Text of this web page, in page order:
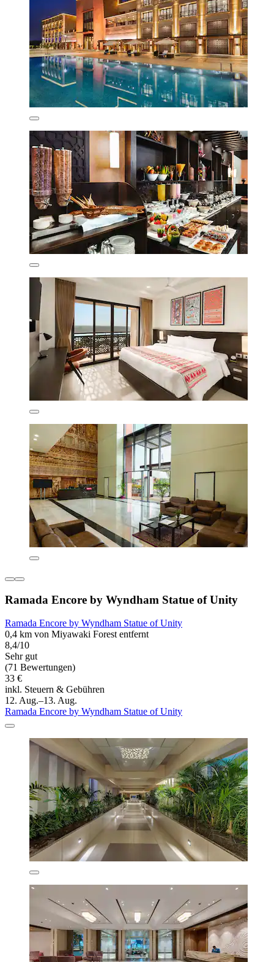
Ramada Encore by Wyndham Statue of Unity
Ramada Encore by Wyndham Statue of Unity
0,4 km von Miyawaki Forest entfernt
8,4/10
Sehr gut
(71 Bewertungen)
33 €
inkl. Steuern & Gebühren
12. Aug.–13. Aug.
Ramada Encore by Wyndham Statue of Unity